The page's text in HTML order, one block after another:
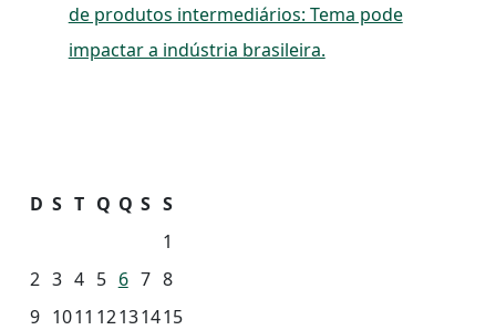
de produtos intermediários: Tema pode
impactar a indústria brasileira.
D S T Q Q S S
1
2 3 4 5 6 7 8
9 1011 12131415